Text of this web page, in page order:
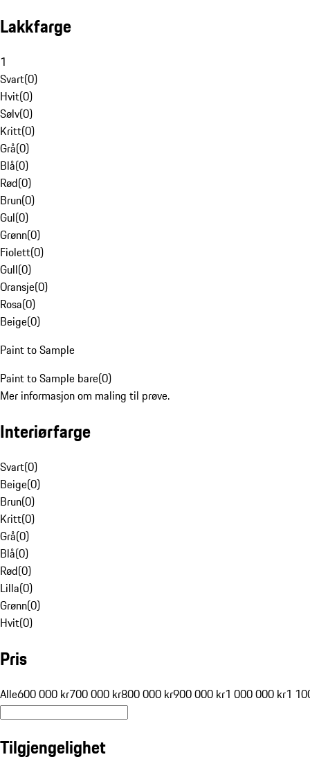
Lakkfarge
1
Svart(0)
Hvit(0)
Sølv(0)
Kritt(0)
Grå(0)
Blå(0)
Rød(0)
Brun(0)
Gul(0)
Grønn(0)
Fiolett(0)
Gull(0)
Oransje(0)
Rosa(0)
Beige(0)
Paint to Sample
Paint to Sample bare(0)
Mer informasjon om maling til prøve.
Interiørfarge
Svart(0)
Beige(0)
Brun(0)
Kritt(0)
Grå(0)
Blå(0)
Rød(0)
Lilla(0)
Grønn(0)
Hvit(0)
Pris
Alle600 000 kr700 000 kr800 000 kr900 000 kr1 000 000 kr1
Tilgjengelighet